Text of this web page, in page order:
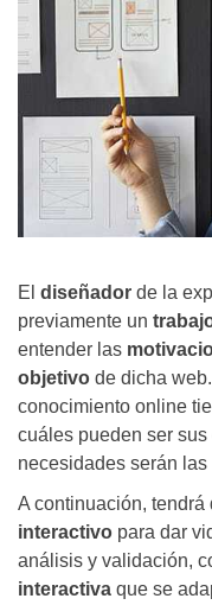
El diseñador de la
previamente un
entender las
objetivo de dicha
conocimiento online
cuáles pueden ser
necesidades serán
A continuación, tendrá
interactivo para dar
análisis y validación,
interactiva que se